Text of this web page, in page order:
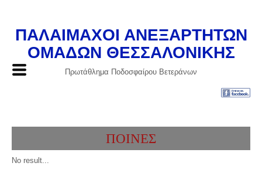
ΠΑΛΑΙΜΑΧΟΙ ΑΝΕΞΑΡΤΗΤΩΝ
ΟΜΑΔΩΝ ΘΕΣΣΑΛΟΝΙΚΗΣ
Πρωτάθλημα Ποδοσφαίρου Βετεράνων
ΠΟΙΝΕΣ
No result...